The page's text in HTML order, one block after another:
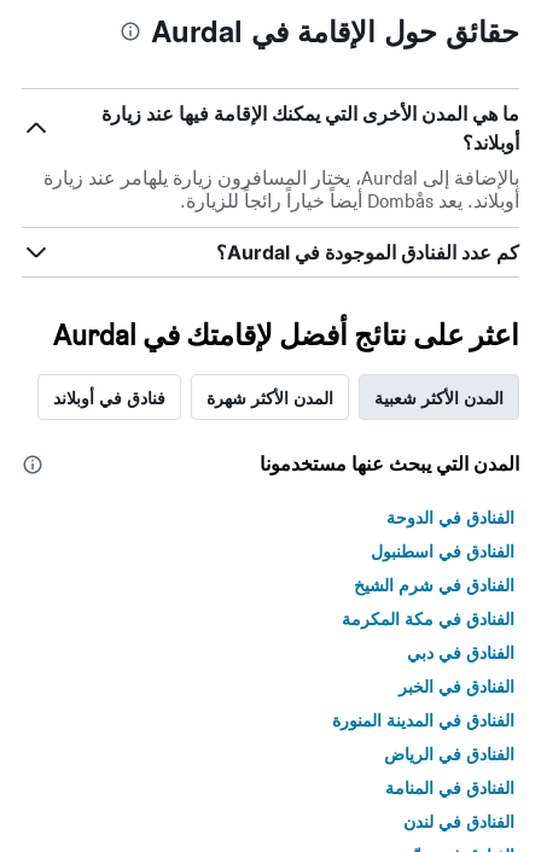
حقائق حول الإقامة في Aurdal
ما هي المدن الأخرى التي يمكنك الإقامة فيها عند زيارة
أوبلاند؟
بالإضافة إلى Aurdal، يختار المسافرون زيارة يلهامر عند زيارة
أوبلاند. يعد Dombås أيضاً خياراً رائجاً للزيارة.
كم عدد الفنادق الموجودة في Aurdal؟
اعثر على نتائج أفضل لإقامتك في Aurdal
المدن الأكثر شعبية المدن الأكثر شهرة فنادق في أوبلاند
المدن التي يبحث عنها مستخدمونا
الفنادق في الدوحة
الفنادق في اسطنبول
الفنادق في شرم الشيخ
الفنادق في مكة المكرمة
الفنادق في دبي
الفنادق في الخبر
الفنادق في المدينة المنورة
الفنادق في الرياض
الفنادق في المنامة
الفنادق في لندن